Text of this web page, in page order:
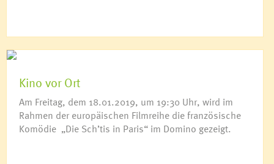
Kino vor Ort
Am Freitag, dem 18.01.2019, um 19:30 Uhr, wird im
Rahmen der europäischen Filmreihe die französische
Komödie „Die Sch’tis in Paris“ im Domino gezeigt.